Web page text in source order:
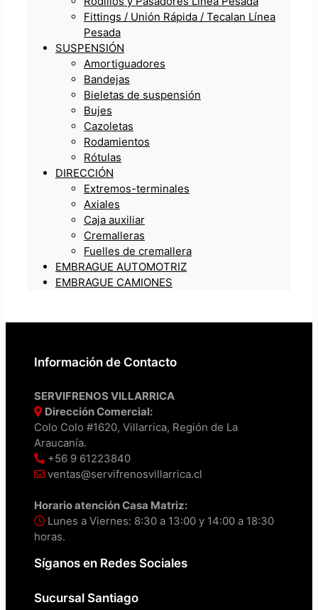
Fittings / Unión Rápida / Tecalan Línea
Pesada
SUSPENSIÓN
Amortiguadores
Bandejas
Bieletas de suspensión
Bujes
Cazoletas
Rodamientos
Rótulas
DIRECCIÓN
Extremos-terminales
Axiales
Caja auxiliar
Cremalleras
Fuelles de cremallera
EMBRAGUE AUTOMOTRIZ
EMBRAGUE CAMIONES
Información de Contacto
SERVIFRENOS VILLARRICA
Dirección Comercial:
Colo Colo #1620, Villarrica, Región de La
Araucanía.
+56 9 61223840
ventas@servifrenosvillarrica.cl
Horario atención Casa Matriz:
Lunes a Viernes: 8:30 a 13:00 y 14:00 a 18:30
horas.
Síganos en Redes Sociales
Sucursal Santiago